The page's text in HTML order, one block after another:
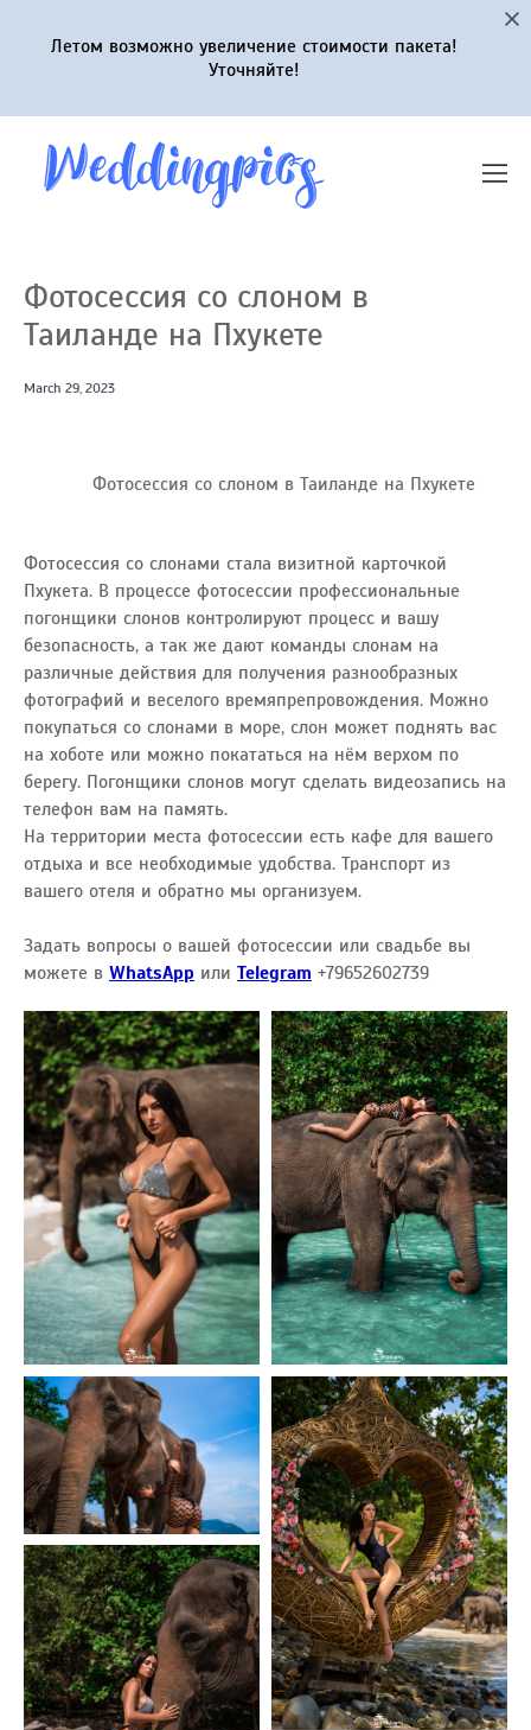
Летом возможно увеличение стоимости пакета!
Уточняйте!
Фотосессия со слоном в
Таиланде на Пхукете
March 29, 2023
Фотосессия со слоном в Таиланде на Пхукете
Фотосессия со слонами стала визитной карточкой
Пхукета. В процессе фотосессии профессиональные
погонщики слонов контролируют процесс и вашу
безопасность, а так же дают команды слонам на
различные действия для получения разнообразных
фотографий и веселого времяпрепровождения. Можно
покупаться со слонами в море, слон может поднять вас
на хоботе или можно покататься на нём верхом по
берегу. Погонщики слонов могут сделать видеозапись на
телефон вам на память.
На территории места фотосессии есть кафе для вашего
отдыха и все необходимые удобства. Транспорт из
вашего отеля и обратно мы организуем.
Задать вопросы о вашей фотосессии или свадьбе вы
можете в WhatsApp или Telegram +79652602739